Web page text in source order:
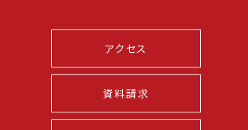
アクセス
資料請求